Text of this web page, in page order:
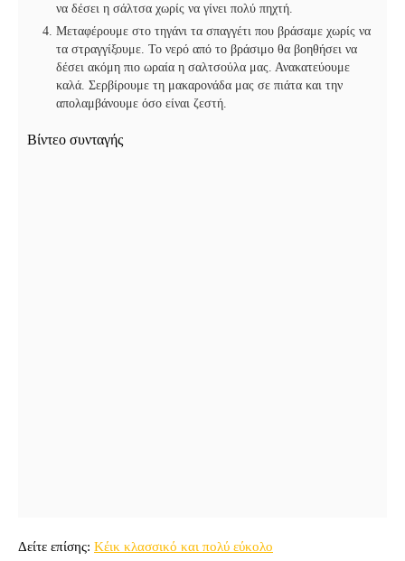
να δέσει η σάλτσα χωρίς να γίνει πολύ πηχτή.
Μεταφέρουμε στο τηγάνι τα σπαγγέτι που βράσαμε χωρίς να
τα στραγγίξουμε. Το νερό από το βράσιμο θα βοηθήσει να
δέσει ακόμη πιο ωραία η σαλτσούλα μας. Ανακατεύουμε
καλά. Σερβίρουμε τη μακαρονάδα μας σε πιάτα και την
απολαμβάνουμε όσο είναι ζεστή.
Βίντεο συνταγής
Δείτε επίσης: Κέικ κλασσικό και πολύ εύκολο